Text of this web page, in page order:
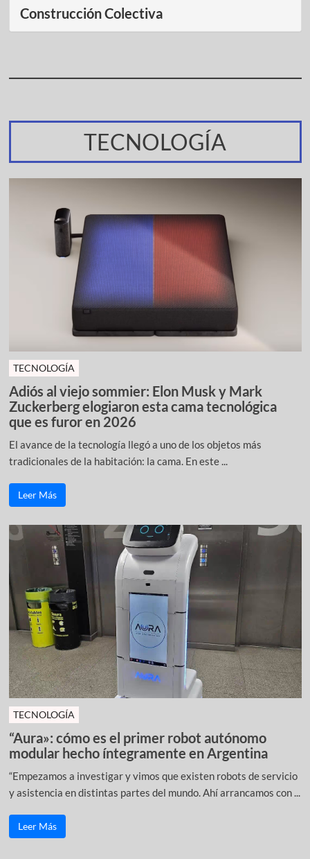
Construcción Colectiva
TECNOLOGÍA
TECNOLOGÍA
Adiós al viejo sommier: Elon Musk y Mark
Zuckerberg elogiaron esta cama tecnológica
que es furor en 2026
El avance de la tecnología llegó a uno de los objetos más
tradicionales de la habitación: la cama. En este ...
Leer Más
TECNOLOGÍA
“Aura»: cómo es el primer robot autónomo
modular hecho íntegramente en Argentina
“Empezamos a investigar y vimos que existen robots de servicio
y asistencia en distintas partes del mundo. Ahí arrancamos con ...
Leer Más